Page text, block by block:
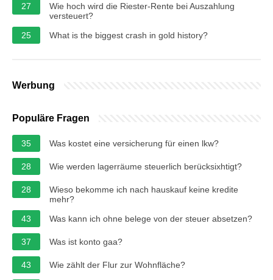
27
Wie hoch wird die Riester-Rente bei Auszahlung
versteuert?
25
What is the biggest crash in gold history?
Werbung
Populäre Fragen
35 Was kostet eine versicherung für einen lkw?
28 Wie werden lagerräume steuerlich berücksixhtigt?
28
Wieso bekomme ich nach hauskauf keine kredite
mehr?
43
Was kann ich ohne belege von der steuer absetzen?
37 Was ist konto gaa?
43 Wie zählt der Flur zur Wohnfläche?